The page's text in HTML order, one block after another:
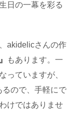
日の一幕を彩る
akidelicさんの作
もあります。一
っていますが、
るので、手軽にで
けではありませ